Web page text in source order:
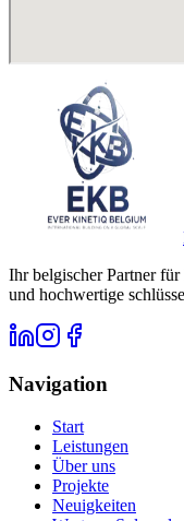
Ihr belgischer Partner
und hochwertige
Navigation
Start
Leistungen
Über uns
Projekte
Neuigkeiten